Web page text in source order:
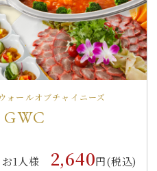
ォールオブチャイニーズ
お1人様 2,640円(税込)